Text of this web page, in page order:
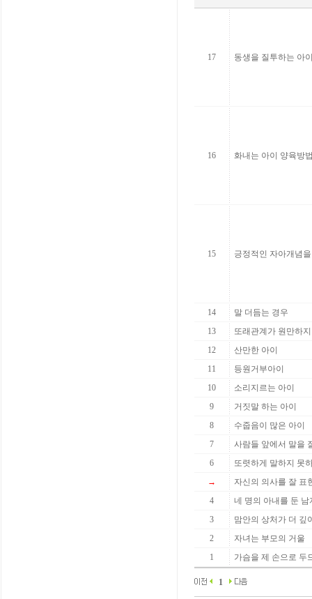
17 동생을 질투하는 아
16 화내는 아이 양육방
15 긍정적인 자아개념
14
말 더듬는 경우
13
또래관계가 원만하
12
산만한 아이
11
등원거부아이
10
소리지르는 아이
9
거짓말 하는 아이
8
수줍음이 많은 아이
7
사람들 앞에서 말을
6
또렷하게 말하지 못
→
자신의 의사를 잘 표
4
네 명의 아내를 둔 남
3
맘안의 상처가 더 깊
2
자녀는 부모의 거울
1
가슴을 제 손으로 두
1